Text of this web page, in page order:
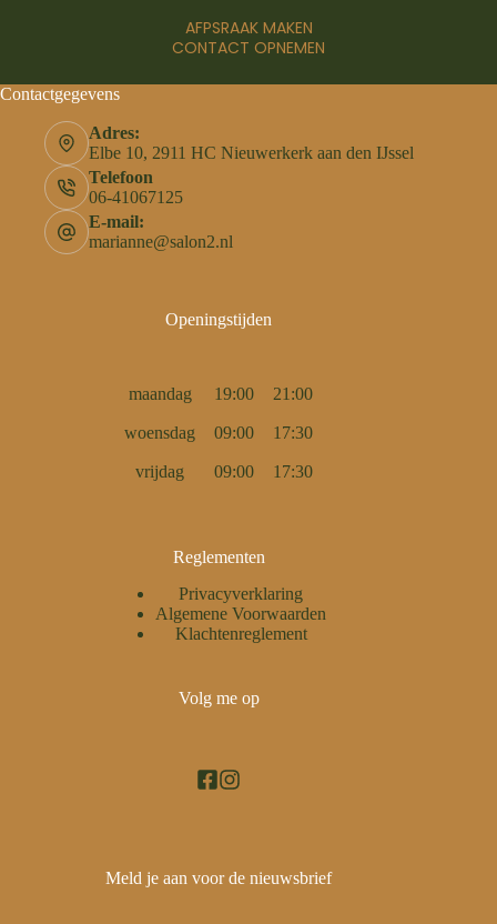
AFPSRAAK MAKEN
CONTACT OPNEMEN
Contactgegevens
Adres:
Elbe 10, 2911 HC Nieuwerkerk aan den IJssel
Telefoon
06-41067125
E-mail:
marianne@salon2.nl
Openingstijden
maandag 19:00 21:00
woensdag 09:00 17:30
vrijdag 09:00 17:30
Reglementen
Privacyverklaring
Algemene Voorwaarden
Klachtenreglement
Volg me op
Meld je aan voor de nieuwsbrief